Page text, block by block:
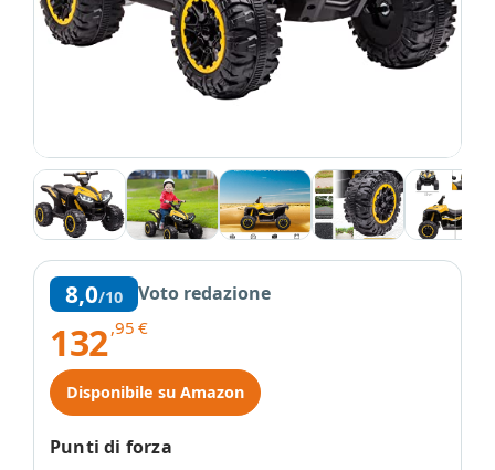
8,0/10 Voto redazione
132,95 €
Disponibile su Amazon
Punti di forza